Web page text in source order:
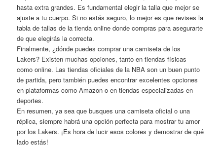
hasta extra grandes. Es fundamental elegir la talla que mejor se
ajuste a tu cuerpo. Si no estás seguro, lo mejor es que revises la
tabla de tallas de la tienda online donde compras para asegurarte
de que elegirás la correcta.
Finalmente, ¿dónde puedes comprar una camiseta de los
Lakers? Existen muchas opciones, tanto en tiendas físicas
como online. Las tiendas oficiales de la NBA son un buen punto
de partida, pero también puedes encontrar excelentes opciones
en plataformas como Amazon o en tiendas especializadas en
deportes.
En resumen, ya sea que busques una camiseta oficial o una
réplica, siempre habrá una opción perfecta para mostrar tu amor
por los Lakers. ¡Es hora de lucir esos colores y demostrar de qué
lado estás!